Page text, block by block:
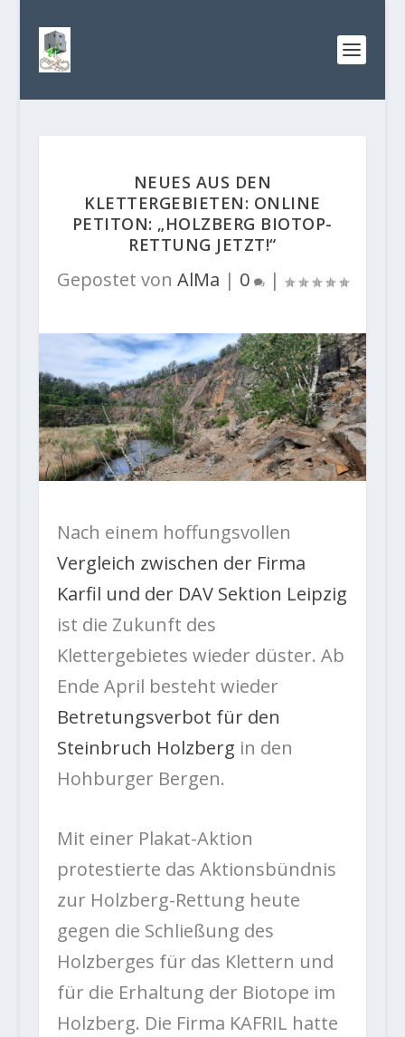
NEUES AUS DEN
KLETTERGEBIETEN: ONLINE
PETITON: „HOLZBERG BIOTOP-
RETTUNG JETZT!“
Gepostet von AlMa | 0 |
Nach einem hoffungsvollen
Vergleich zwischen der Firma
Karfil und der DAV Sektion Leipzig
ist die Zukunft des
Klettergebietes wieder düster. Ab
Ende April besteht wieder
Betretungsverbot für den
Steinbruch Holzberg in den
Hohburger Bergen.
Mit einer Plakat-Aktion
protestierte das Aktionsbündnis
zur Holzberg-Rettung heute
gegen die Schließung des
Holzberges für das Klettern und
für die Erhaltung der Biotope im
Holzberg. Die Firma KAFRIL hatte